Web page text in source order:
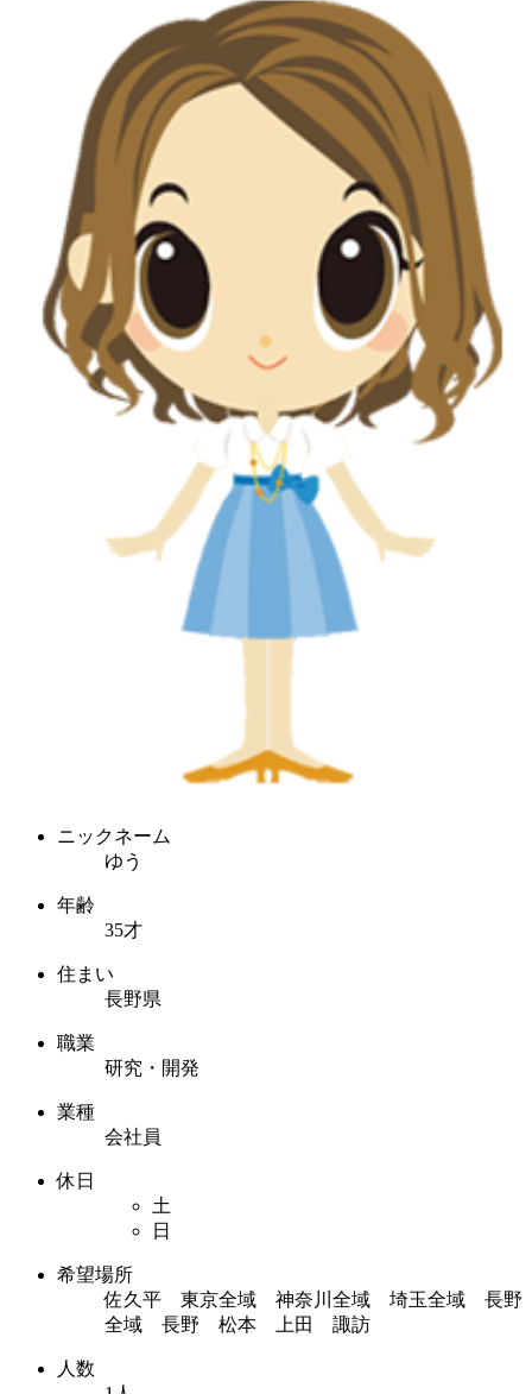
ニックネーム
ゆう
年齢
35才
住まい
長野県
職業
研究・開発
業種
会社員
休日
土
日
希望場所
佐久平 東京全域 神奈川全域 埼玉全域 長野
全域 長野 松本 上田 諏訪
人数